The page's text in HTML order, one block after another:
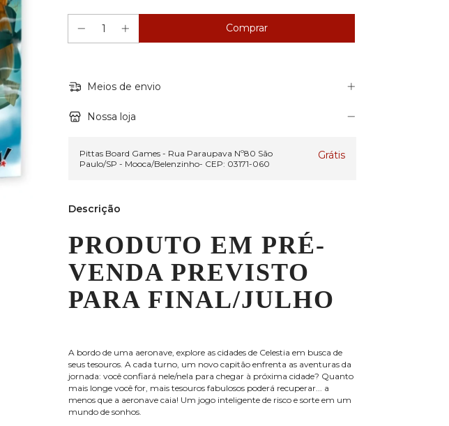
Meios de envio
Nossa loja
Pittas Board Games - Rua Paraupava Nº80 São
Paulo/SP - Mooca/Belenzinho- CEP: 03171-060
Grátis
Descrição
PRODUTO EM PRÉ-
VENDA PREVISTO
PARA FINAL/JULHO
A bordo de uma aeronave, explore as cidades de Celestia em busca de
seus tesouros. A cada turno, um novo capitão enfrenta as aventuras da
jornada: você confiará nele/nela para chegar à próxima cidade? Quanto
mais longe você for, mais tesouros fabulosos poderá recuperar... a
menos que a aeronave caia! Um jogo inteligente de risco e sorte em um
mundo de sonhos.